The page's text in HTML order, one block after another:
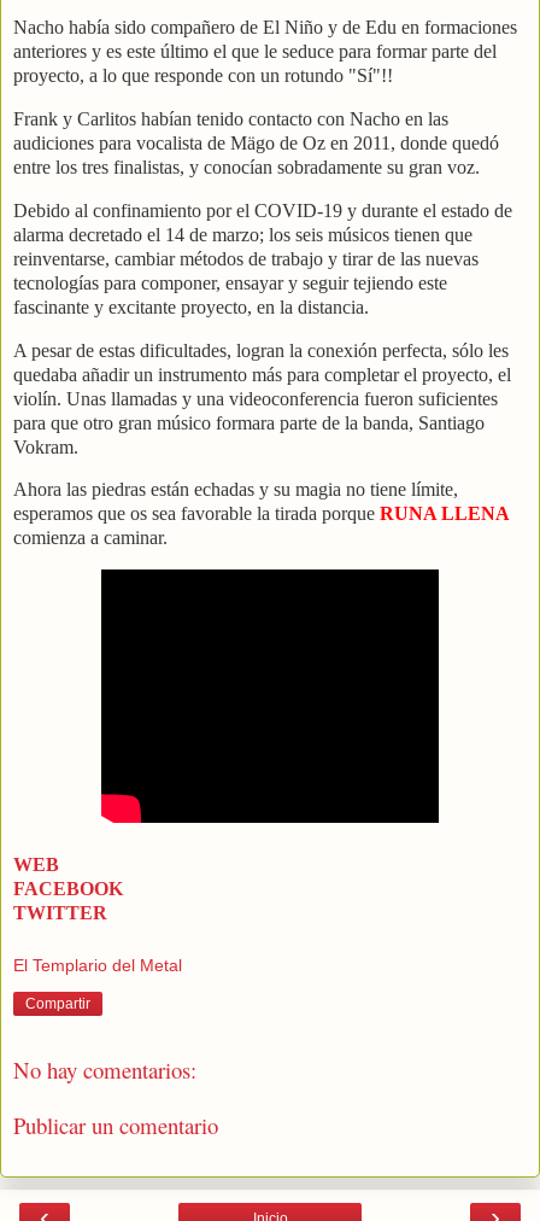
Nacho había sido compañero de El Niño y de Edu en formaciones
anteriores y es este último el que le seduce para formar parte del
proyecto, a lo que responde con un rotundo "Sí"!!
Frank y Carlitos habían tenido contacto con Nacho en las
audiciones para vocalista de Mägo de Oz en 2011, donde quedó
entre los tres finalistas, y conocían sobradamente su gran voz.
Debido al confinamiento por el COVID-19 y durante el estado de
alarma decretado el 14 de marzo; los seis músicos tienen que
reinventarse, cambiar métodos de trabajo y tirar de las nuevas
tecnologías para componer, ensayar y seguir tejiendo este
fascinante y excitante proyecto, en la distancia.
A pesar de estas dificultades, logran la conexión perfecta, sólo les
quedaba añadir un instrumento más para completar el proyecto, el
violín. Unas llamadas y una videoconferencia fueron suficientes
para que otro gran músico formara parte de la banda, Santiago
Vokram.
Ahora las piedras están echadas y su magia no tiene límite,
esperamos que os sea favorable la tirada porque RUNA LLENA
comienza a caminar.
WEB
FACEBOOK
TWITTER
El Templario del Metal
Compartir
No hay comentarios:
Publicar un comentario